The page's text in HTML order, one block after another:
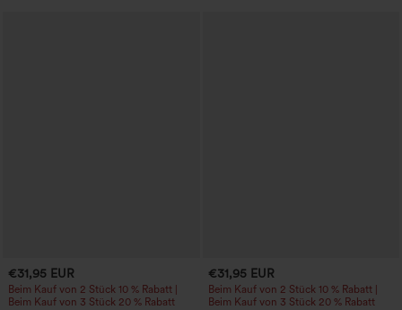
€31,95 EUR
Beim Kauf von 2 Stück 10 % Rabatt |
Beim Kauf von 3 Stück 20 % Rabatt
€31,95 EUR
Beim Kauf von 2 Stück 10 % Rabatt |
Beim Kauf von 3 Stück 20 % Rabatt